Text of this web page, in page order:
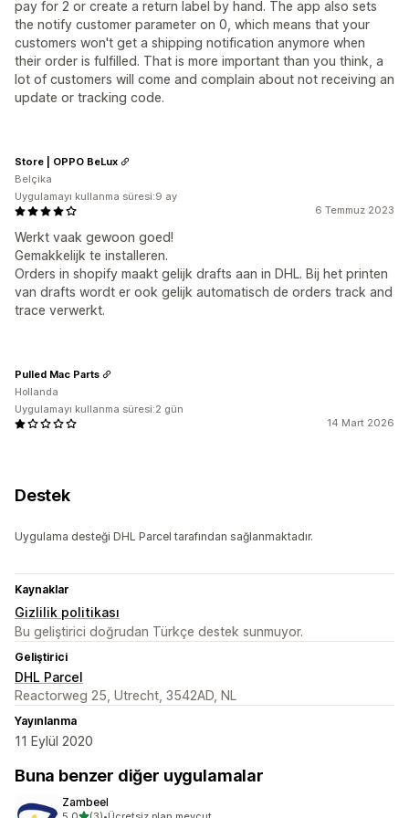
pay for 2 or create a return label by hand. The app also sets
the notify customer parameter on 0, which means that your
customers won't get a shipping notification anymore when
their order is fulfilled. That is more important than you think, a
lot of customers will come and complain about not receiving an
update or tracking code.
6 Temmuz 2023
Werkt vaak gewoon goed!
Gemakkelijk te installeren.
Orders in shopify maakt gelijk drafts aan in DHL. Bij het printen
van drafts wordt er ook gelijk automatisch de orders track and
trace verwerkt.
Store | OPPO BeLux
Belçika
Uygulamayı kullanma süresi:9 ay
14 Mart 2026
Pulled Mac Parts
Hollanda
Uygulamayı kullanma süresi:2 gün
Destek
Uygulama desteği DHL Parcel tarafından sağlanmaktadır.
Kaynaklar
Gizlilik politikası
Bu geliştirici doğrudan Türkçe destek sunmuyor.
Geliştirici
DHL Parcel
Reactorweg 25, Utrecht, 3542AD, NL
Yayınlanma
11 Eylül 2020
Buna benzer diğer uygulamalar
Zambeel